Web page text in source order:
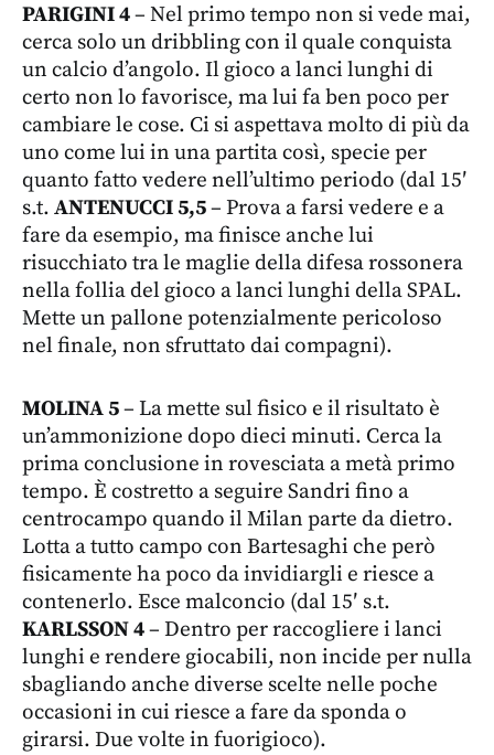
PARIGINI 4– Nel primo tempo non si vede mai,
cerca solo un dribbling con il quale conquista
un calcio d’angolo. Il gioco a lanci lunghi di
certo non lo favorisce, ma lui fa ben poco per
cambiare le cose. Ci si aspettava molto di più da
uno come lui in una partita così, specie per
quanto fatto vedere nell’ultimo periodo (dal 15′
s.t. ANTENUCCI 5,5– Prova a farsi vedere e a
fare da esempio, ma finisce anche lui
risucchiato tra le maglie della difesa rossonera
nella follia del gioco a lanci lunghi della SPAL.
Mette un pallone potenzialmente pericoloso
nel finale, non sfruttato dai compagni).
MOLINA 5– La mette sul fisico e il risultato è
un’ammonizione dopo dieci minuti. Cerca la
prima conclusione in rovesciata a metà primo
tempo. È costretto a seguire Sandri fino a
centrocampo quando il Milan parte da dietro.
Lotta a tutto campo con Bartesaghi che però
fisicamente ha poco da invidiargli e riesce a
contenerlo. Esce malconcio (dal 15′ s.t.
KARLSSON 4– Dentro per raccogliere i lanci
lunghi e rendere giocabili, non incide per nulla
sbagliando anche diverse scelte nelle poche
occasioni in cui riesce a fare da sponda o
girarsi. Due volte in fuorigioco).